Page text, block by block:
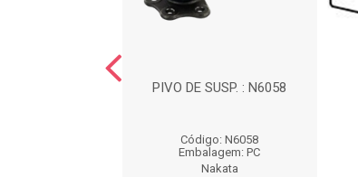
PIVO DE SUSP. : N6058
Código: N6058
Embalagem: PC
Nakata